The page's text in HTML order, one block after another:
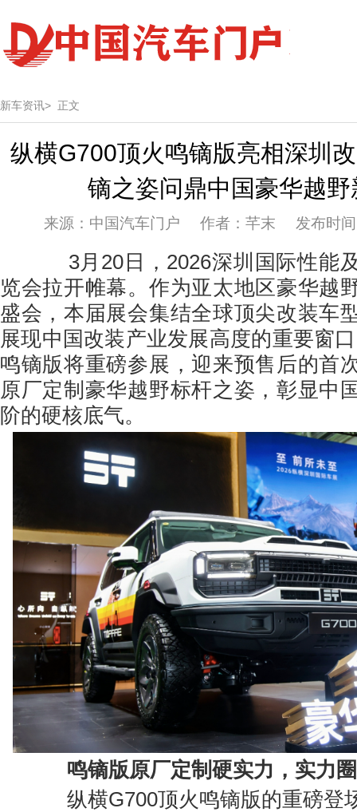
新车资讯> 正文
纵横G700顶火鸣镝版亮相深圳
镝之姿问鼎中国豪华越野
来源：中国汽车门户 作者：芊末 发布时间
3月20日，2026深圳国际性能
览会拉开帷幕。作为亚太地区豪华越
盛会，本届展会集结全球顶尖改装车
展现中国改装产业发展高度的重要窗
鸣镝版将重磅参展，迎来预售后的首
原厂定制豪华越野标杆之姿，彰显中
阶的硬核底气。
鸣镝版原厂定制硬实力，实力
纵横G700顶火鸣镝版的重磅登